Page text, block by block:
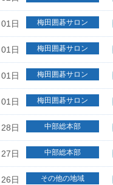
日 梅田囲碁サロン
日 梅田囲碁サロン
日 梅田囲碁サロン
日 梅田囲碁サロン
日 中部総本部
日 中部総本部
日 その他の地域